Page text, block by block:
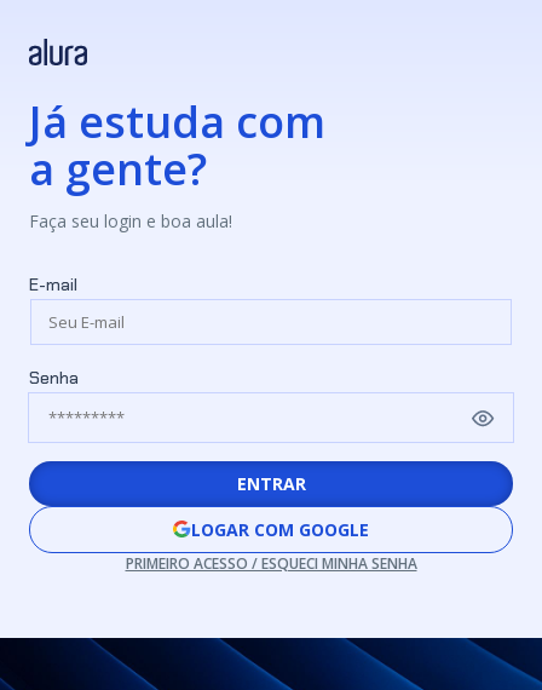
Já estuda com
a gente?
Faça seu login e boa aula!
E-mail
Senha
ENTRAR
LOGAR COM GOOGLE
PRIMEIRO ACESSO / ESQUECI MINHA SENHA